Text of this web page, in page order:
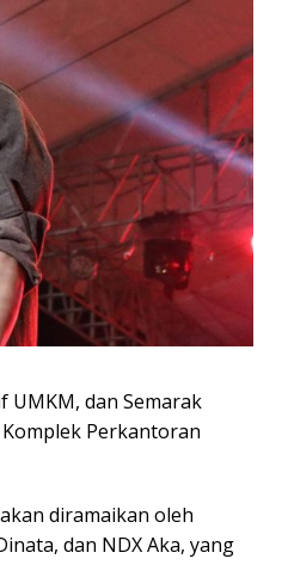
UMKM, dan Semarak
Perkantoran
diramaikan oleh
dan NDX Aka, yang